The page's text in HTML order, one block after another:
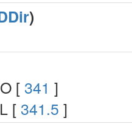
)
[ 341 ]
[ 341.5 ]